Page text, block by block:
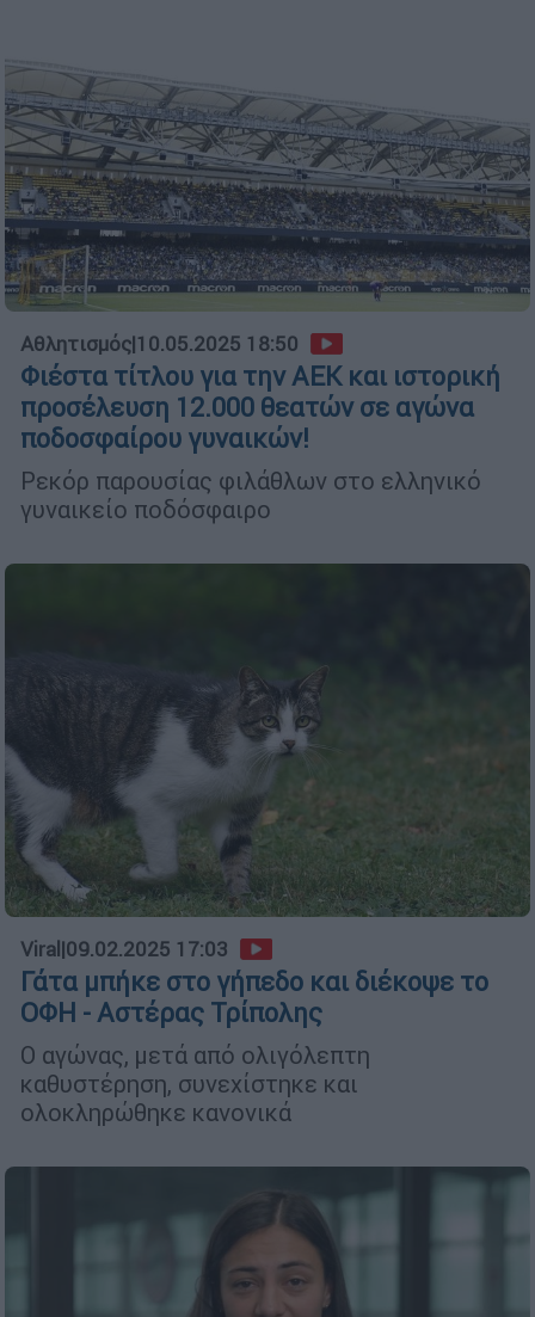
Αθλητισμός|10.05.2025 18:50
Φιέστα τίτλου για την ΑΕΚ και ιστορική
προσέλευση 12.000 θεατών σε αγώνα
ποδοσφαίρου γυναικών!
Ρεκόρ παρουσίας φιλάθλων στο ελληνικό
γυναικείο ποδόσφαιρο
Viral |09.02.2025 17:03
Γάτα μπήκε στο γήπεδο και διέκοψε το
ΟΦΗ - Αστέρας Τρίπολης
Ο αγώνας, μετά από ολιγόλεπτη
καθυστέρηση, συνεχίστηκε και
ολοκληρώθηκε κανονικά